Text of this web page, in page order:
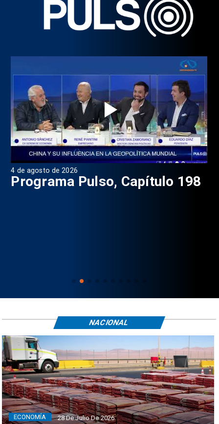
4 de agosto de 2026
Programa Pulso, Capítulo 198
ECONOMÍA 28 De Julio De 2026
NACIONAL